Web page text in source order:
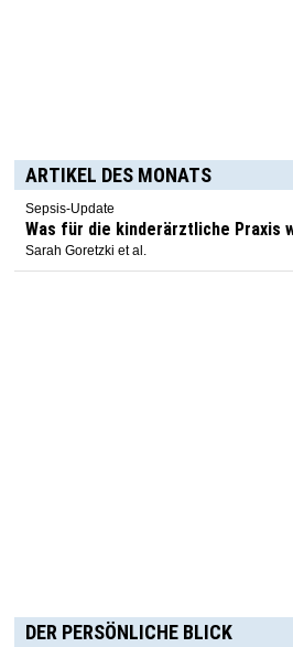
ARTIKEL DES MONATS
Sepsis-Update
Was für die kinderärztliche Praxis
Sarah Goretzki et al.
DER PERSÖNLICHE BLICK